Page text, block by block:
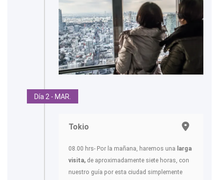
Día 2 - MAR.
Tokio
08.00 hrs- Por la mañana, haremos una larga
visita, de aproximadamente siete horas, con
nuestro guía por esta ciudad simplemente